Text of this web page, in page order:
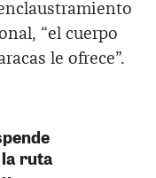
“el cuerpo
le ofrece”.
ruta